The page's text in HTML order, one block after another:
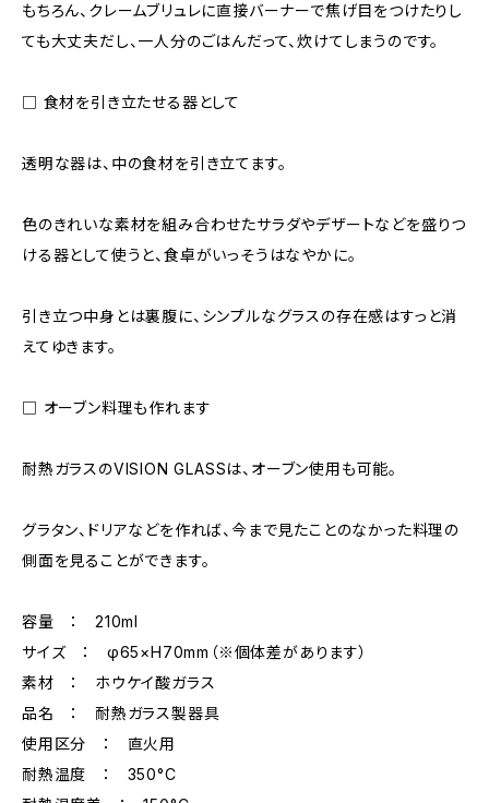
もちろん、クレームブリュレに直接バーナーで焦げ目をつけたりし
ても大丈夫だし、一人分のごはんだって、炊けてしまうのです。
□ 食材を引き立たせる器として
透明な器は、中の食材を引き立てます。
色のきれいな素材を組み合わせたサラダやデザートなどを盛りつ
ける器として使うと、食卓がいっそうはなやかに。
引き立つ中身とは裏腹に、シンプルなグラスの存在感はすっと消
えてゆきます。
□ オーブン料理も作れます
耐熱ガラスのVISION GLASSは、オーブン使用も可能。
グラタン、ドリアなどを作れば、今まで見たことのなかった料理の
側面を見ることができます。
容量 ： 210ml
サイズ ： φ65×H70mm（※個体差があります）
素材 ： ホウケイ酸ガラス
品名 ： 耐熱ガラス製器具
使用区分 ： 直火用
耐熱温度 ： 350°C